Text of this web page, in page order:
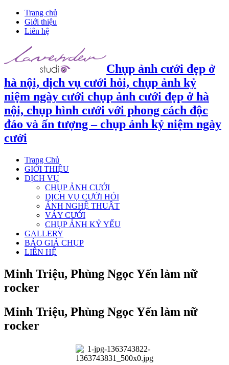
Trang chủ
Giới thiệu
Liên hệ
Chụp ảnh cưới đẹp ở
hà nội, dịch vụ cưới hỏi, chụp ảnh kỷ
niệm ngày cưới chụp ảnh cưới đẹp ở hà
nội, chụp hình cưới với phong cách độc
đáo và ấn tượng – chụp ảnh kỷ niệm ngày
cưới
Trang Chủ
GIỚI THIỆU
DỊCH VỤ
CHỤP ẢNH CƯỚI
DỊCH VỤ CƯỚI HỎI
ẢNH NGHỆ THUẬT
VÁY CƯỚI
CHỤP ẢNH KỶ YẾU
GALLERY
BÁO GIÁ CHỤP
LIÊN HỆ
Minh Triệu, Phùng Ngọc Yến làm nữ
rocker
Minh Triệu, Phùng Ngọc Yến làm nữ
rocker